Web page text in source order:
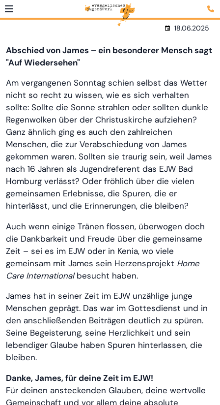
18.06.2025
Abschied von James – ein besonderer Mensch sagt
"Auf Wiedersehen"
Am vergangenen Sonntag schien selbst das Wetter
nicht so recht zu wissen, wie es sich verhalten
sollte: Sollte die Sonne strahlen oder sollten dunkle
Regenwolken über der Christuskirche aufziehen?
Ganz ähnlich ging es auch den zahlreichen
Menschen, die zur Verabschiedung von James
gekommen waren. Sollten sie traurig sein, weil James
nach 16 Jahren als Jugendreferent das EJW Bad
Homburg verlässt? Oder fröhlich über die vielen
gemeinsamen Erlebnisse, die Spuren, die er
hinterlässt, und die Erinnerungen, die bleiben?
Auch wenn einige Tränen flossen, überwogen doch
die Dankbarkeit und Freude über die gemeinsame
Zeit – sei es im EJW oder in Kenia, wo viele
gemeinsam mit James sein Herzensprojekt Home
Care Internationalbesucht haben.
James hat in seiner Zeit im EJW unzählige junge
Menschen geprägt. Das war im Gottesdienst und in
den anschließenden Beiträgen deutlich zu spüren.
Seine Begeisterung, seine Herzlichkeit und sein
lebendiger Glaube haben Spuren hinterlassen, die
bleiben.
Danke, James, für deine Zeit im EJW!
Für deinen ansteckenden Glauben, deine wertvolle
Gemeinschaft und vor allem deine absolute